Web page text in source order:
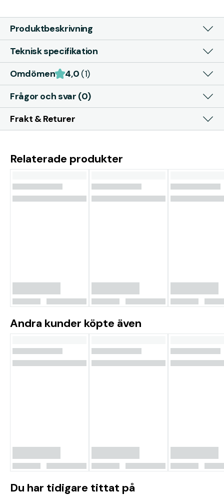
Produktbeskrivning
Teknisk specifikation
Omdömen
4,0 (1)
Frågor och svar (0)
Frakt & Returer
Relaterade produkter
Andra kunder köpte även
Du har tidigare tittat på